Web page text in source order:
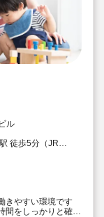
ル
徒歩5分（JR
きやすい環境です
をしっかりと確保